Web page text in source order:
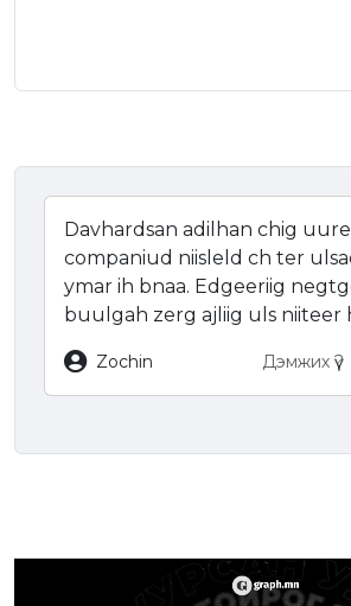
Davhardsan adilhan chig
companiud niisleld ch ter
ymar ih bnaa. Edgeeriig
buulgah zerg ajliig uls niiteer
Zochin Дэмжих үү?